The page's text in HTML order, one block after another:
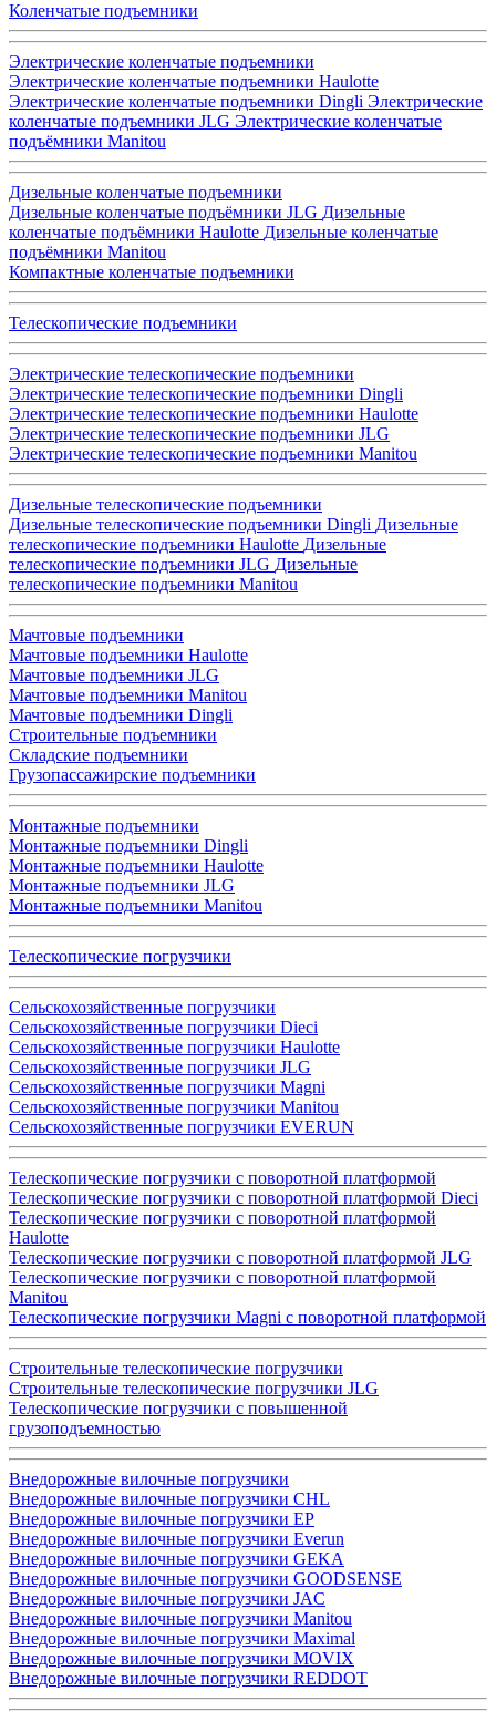
Коленчатые подъемники
Электрические коленчатые подъемники
Электрические коленчатые подъемники Haulotte
Электрические коленчатые подъемники Dingli Электрические
коленчатые подъемники JLG Электрические коленчатые
подъёмники Manitou
Дизельные коленчатые подъемники
Дизельные коленчатые подъёмники JLG Дизельные
коленчатые подъёмники Haulotte Дизельные коленчатые
подъёмники Manitou
Компактные коленчатые подъемники
Телескопические подъемники
Электрические телескопические подъемники
Электрические телескопические подъемники Dingli
Электрические телескопические подъемники Haulotte
Электрические телескопические подъемники JLG
Электрические телескопические подъемники Manitou
Дизельные телескопические подъемники
Дизельные телескопические подъемники Dingli Дизельные
телескопические подъемники Haulotte Дизельные
телескопические подъемники JLG Дизельные
телескопические подъемники Manitou
Мачтовые подъемники
Мачтовые подъемники Haulotte
Мачтовые подъемники JLG
Мачтовые подъемники Manitou
Мачтовые подъемники Dingli
Строительные подъемники
Складские подъемники
Грузопассажирские подъемники
Монтажные подъемники
Монтажные подъемники Dingli
Монтажные подъемники Haulotte
Монтажные подъемники JLG
Монтажные подъемники Manitou
Телескопические погрузчики
Сельскохозяйственные погрузчики
Сельскохозяйственные погрузчики Dieci
Сельскохозяйственные погрузчики Haulotte
Сельскохозяйственные погрузчики JLG
Сельскохозяйственные погрузчики Magni
Сельскохозяйственные погрузчики Manitou
Сельскохозяйственные погрузчики EVERUN
Телескопические погрузчики с поворотной платформой
Телескопические погрузчики с поворотной платформой Dieci
Телескопические погрузчики с поворотной платформой
Haulotte
Телескопические погрузчики с поворотной платформой JLG
Телескопические погрузчики с поворотной платформой
Manitou
Телескопические погрузчики Magni с поворотной платформой
Строительные телескопические погрузчики
Строительные телескопические погрузчики JLG
Телескопические погрузчики с повышенной
грузоподъемностью
Внедорожные вилочные погрузчики
Внедорожные вилочные погрузчики CHL
Внедорожные вилочные погрузчики EP
Внедорожные вилочные погрузчики Everun
Внедорожные вилочные погрузчики GEKA
Внедорожные вилочные погрузчики GOODSENSE
Внедорожные вилочные погрузчики JAC
Внедорожные вилочные погрузчики Manitou
Внедорожные вилочные погрузчики Maximal
Внедорожные вилочные погрузчики MOVIX
Внедорожные вилочные погрузчики REDDOT